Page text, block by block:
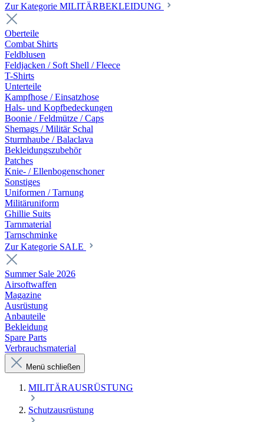
Zur Kategorie MILITÄRBEKLEIDUNG
Oberteile
Combat Shirts
Feldblusen
Feldjacken / Soft Shell / Fleece
T-Shirts
Unterteile
Kampfhose / Einsatzhose
Hals- und Kopfbedeckungen
Boonie / Feldmütze / Caps
Shemags / Militär Schal
Sturmhaube / Balaclava
Bekleidungszubehör
Patches
Knie- / Ellenbogenschoner
Sonstiges
Uniformen / Tarnung
Militäruniform
Ghillie Suits
Tarnmaterial
Tarnschminke
Zur Kategorie SALE
Summer Sale 2026
Airsoftwaffen
Magazine
Ausrüstung
Anbauteile
Bekleidung
Spare Parts
Verbrauchsmaterial
Menü schließen
MILITÄRAUSRÜSTUNG
Schutzausrüstung